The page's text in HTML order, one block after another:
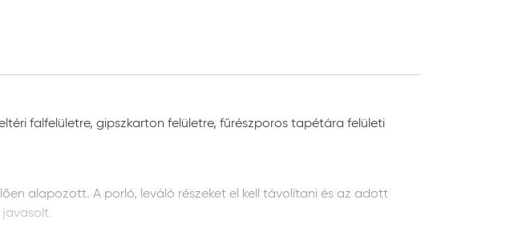
falfelületre, gipszkarton felületre, fűrészporos tapétára felületi
alapozott. A porló, leváló részeket el kell távolítani és az adott